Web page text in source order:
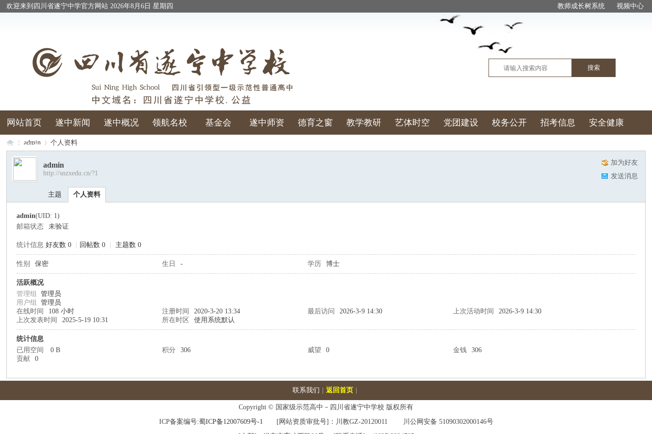
欢迎来到四川省遂宁中学官方网站2026年8月6日 星期四 教师成长树系统 视频中心
搜索
网站首页 遂中新闻 遂中概况 领航名校 基金会 遂中师资 德育之窗 教学教研 艺体时空 党团建设 校务公开 招考信息 安全健康
校庆校友
四
省
›
admin 个人资料
加为好友
发送消息
admin
http://snzxedu.cn/?1
主题 个人资料
admin(UID: 1)
邮箱状态
未验证
统计信息 好友数 0 回帖数 0 主题数 0
性别 保密 生日 - 学历 博士
活跃概况
管理组管理员
用户组管理员
在线时间
108 小时 注册时间 2020-3-20 13:34 最后访问 2026-3-9 14:30 上次活动时间
2026-3-9 14:30
上次发表时间
2025-5-19 10:31 所在时区 使用系统默认
统计信息
已用空间
0 B 积分 306 威望 0 金钱
306
贡献
0
联系我们 返回首页
Copyright © 国家级示范高中－四川省遂宁中学校 版权所有
ICP备案编号:蜀ICP备12007609号-1 [网站资质审批号]：川教GZ-20120011 川公网安备 51090302000146号